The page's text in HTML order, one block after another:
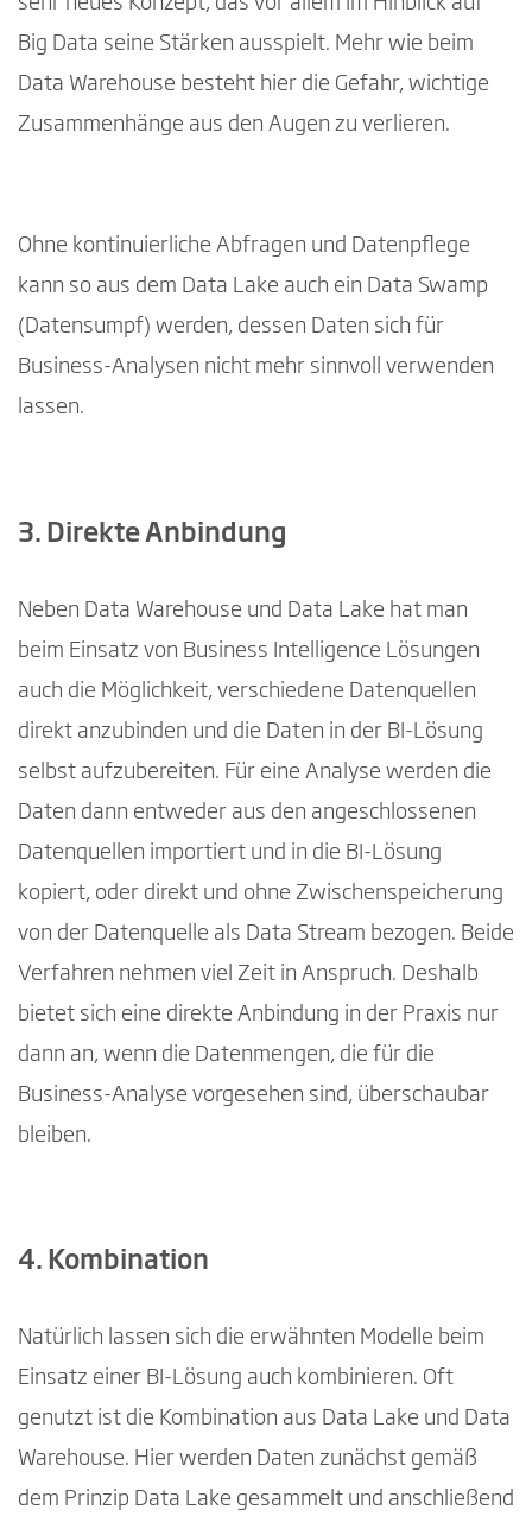
Big Data seine Stärken ausspielt. Mehr wie beim
Data Warehouse besteht hier die Gefahr, wichtige
Zusammenhänge aus den Augen zu verlieren.
Ohne kontinuierliche Abfragen und Datenpflege
kann so aus dem Data Lake auch ein Data Swamp
(Datensumpf) werden, dessen Daten sich für
Business-Analysen nicht mehr sinnvoll verwenden
lassen.
3. Direkte Anbindung
Neben Data Warehouse und Data Lake hat man
beim Einsatz von Business Intelligence Lösungen
auch die Möglichkeit, verschiedene Datenquellen
direkt anzubinden und die Daten in der BI-Lösung
selbst aufzubereiten. Für eine Analyse werden die
Daten dann entweder aus den angeschlossenen
Datenquellen importiert und in die BI-Lösung
kopiert, oder direkt und ohne Zwischenspeicherung
von der Datenquelle als Data Stream bezogen. Beide
Verfahren nehmen viel Zeit in Anspruch. Deshalb
bietet sich eine direkte Anbindung in der Praxis nur
dann an, wenn die Datenmengen, die für die
Business-Analyse vorgesehen sind, überschaubar
bleiben.
4. Kombination
Natürlich lassen sich die erwähnten Modelle beim
Einsatz einer BI-Lösung auch kombinieren. Oft
genutzt ist die Kombination aus Data Lake und Data
Warehouse. Hier werden Daten zunächst gemäß
dem Prinzip Data Lake gesammelt und anschließend